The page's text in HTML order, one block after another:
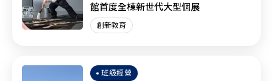
館首度全棟新世代大型個展
創新教育
班級經營